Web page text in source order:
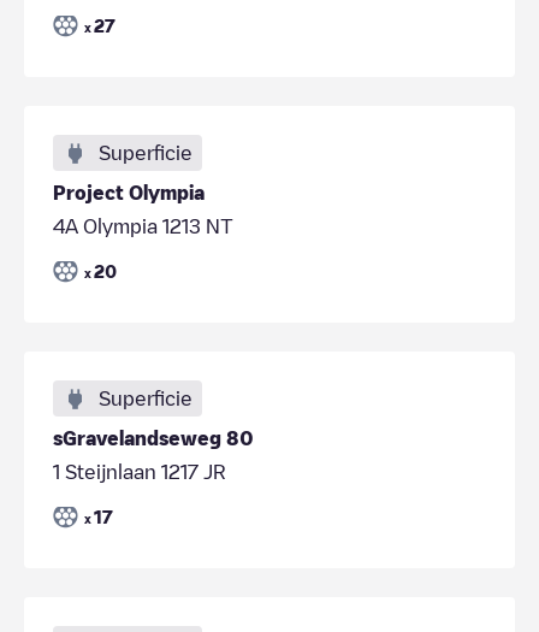
x 27
Superficie
Project Olympia
4A Olympia 1213 NT
x 20
Superficie
sGravelandseweg 80
1 Steijnlaan 1217 JR
x 17